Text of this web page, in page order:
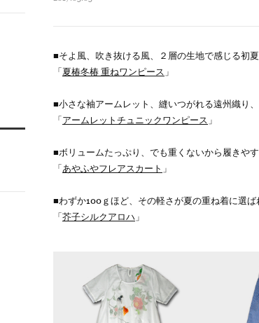
■そよ風、吹き抜ける風、２層の生地で感じる初夏
「夏椿冬椿 重ねワンピース 」
■小さな袖アームレット、縫いつがれる遠州織り
「アームレットチュニックワンピース 」
■ボリュームたっぷり、でも重くないから履きや
「あやふやフレアスカート 」
■わずか100ｇほど、その軽さが夏の重ね着に選ば
「芥子シルクアロハ 」